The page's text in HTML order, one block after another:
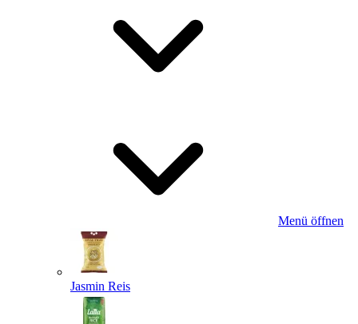
Menü öffnen
Jasmin Reis